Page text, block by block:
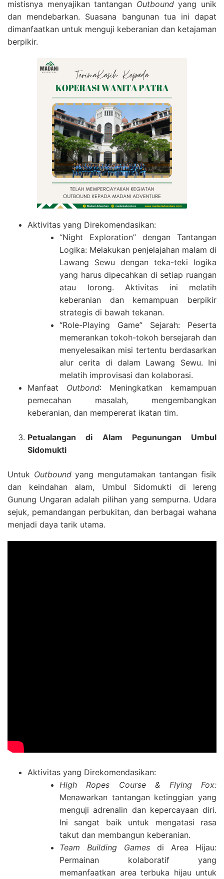
mistisnya menyajikan tantangan Outboundyang unik
dan mendebarkan. Suasana bangunan tua ini dapat
dimanfaatkan untuk menguji keberanian dan ketajaman
berpikir.
Aktivitas yang Direkomendasikan:
“Night Exploration” dengan Tantangan
Logika: Melakukan penjelajahan malam di
Lawang Sewu dengan teka-teki logika
yang harus dipecahkan di setiap ruangan
atau lorong. Aktivitas ini melatih
keberanian dan kemampuan berpikir
strategis di bawah tekanan.
“Role-Playing Game” Sejarah: Peserta
memerankan tokoh-tokoh bersejarah dan
menyelesaikan misi tertentu berdasarkan
alur cerita di dalam Lawang Sewu. Ini
melatih improvisasi dan kolaborasi.
Manfaat Outbond: Meningkatkan kemampuan
pemecahan masalah, mengembangkan
keberanian, dan mempererat ikatan tim.
Petualangan di Alam Pegunungan Umbul
Sidomukti
Untuk Outboundyang mengutamakan tantangan fisik
dan keindahan alam, Umbul Sidomukti di lereng
Gunung Ungaran adalah pilihan yang sempurna. Udara
sejuk, pemandangan perbukitan, dan berbagai wahana
menjadi daya tarik utama.
Aktivitas yang Direkomendasikan:
High Ropes Course & Flying Fox:
Menawarkan tantangan ketinggian yang
menguji adrenalin dan kepercayaan diri.
Ini sangat baik untuk mengatasi rasa
takut dan membangun keberanian.
Team Building Games di Area Hijau:
Permainan kolaboratif yang
memanfaatkan area terbuka hijau untuk